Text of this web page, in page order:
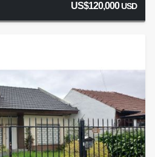
US$120,000USD